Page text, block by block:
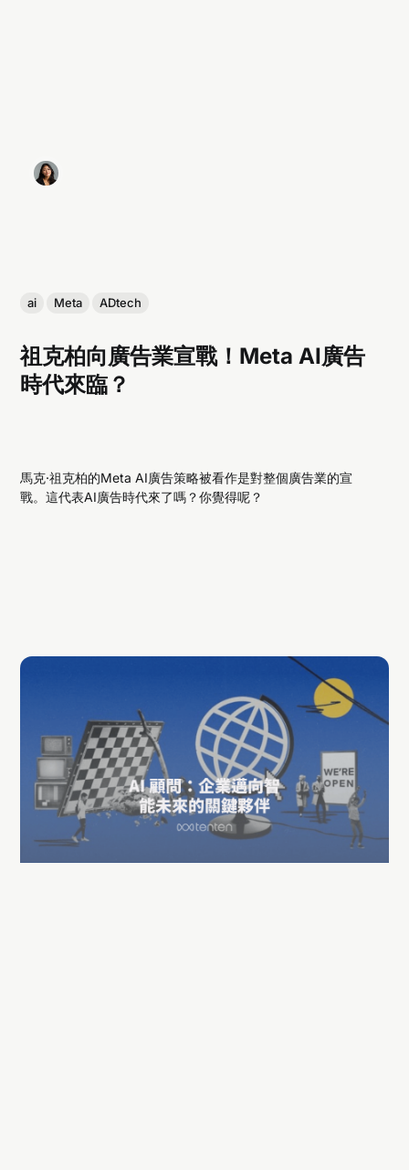
ai Meta ADtech
祖克柏向廣告業宣戰！Meta AI廣告
時代來臨？
馬克·祖克柏的Meta AI廣告策略被看作是對整個廣告業的宣
戰。這代表AI廣告時代來了嗎？你覺得呢？